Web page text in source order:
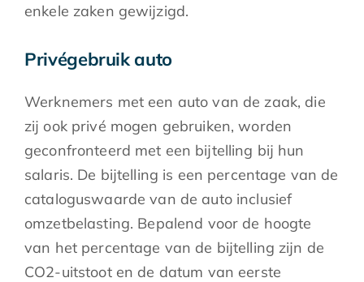
enkele zaken gewijzigd.
Privégebruik auto
Werknemers met een auto van de zaak, die
zij ook privé mogen gebruiken, worden
geconfronteerd met een bijtelling bij hun
salaris. De bijtelling is een percentage van de
cataloguswaarde van de auto inclusief
omzetbelasting. Bepalend voor de hoogte
van het percentage van de bijtelling zijn de
CO2-uitstoot en de datum van eerste